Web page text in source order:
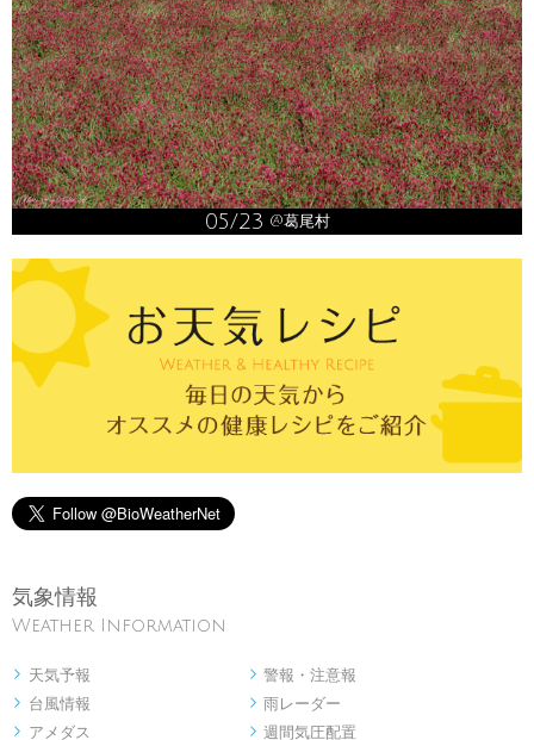
05/23 @葛尾村
気象情報
Weather Information
 天気予報  警報・注意報
 台風情報  雨レーダー
 アメダス  週間気圧配置